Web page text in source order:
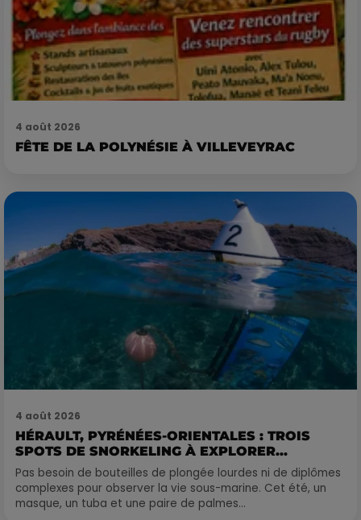
4 août 2026
FÊTE DE LA POLYNÉSIE À VILLEVEYRAC
4 août 2026
HÉRAULT, PYRÉNÉES-ORIENTALES : TROIS
SPOTS DE SNORKELING À EXPLORER...
Pas besoin de bouteilles de plongée lourdes ni de diplômes
complexes pour observer la vie sous-marine. Cet été, un
masque, un tuba et une paire de palmes...